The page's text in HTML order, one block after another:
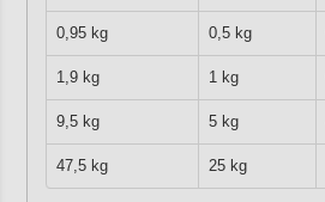
0,95 kg 0,5 kg
1,9 kg 1 kg
9,5 kg 5 kg
47,5 kg 25 kg